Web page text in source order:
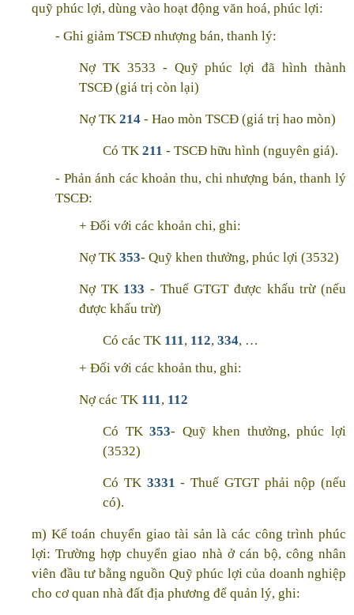
quỹ phúc lợi, dùng vào hoạt động văn hoá, phúc lợi:
- Ghi giảm TSCĐ nhượng bán, thanh lý:
Nợ TK 3533 - Quỹ phúc lợi đã hình thành
TSCĐ (giá trị còn lại)
Nợ TK 214 - Hao mòn TSCĐ (giá trị hao mòn)
Có TK 211 - TSCĐ hữu hình (nguyên giá).
- Phản ánh các khoản thu, chi nhượng bán, thanh lý
TSCĐ:
+ Đối với các khoản chi, ghi:
Nợ TK 353- Quỹ khen thưởng, phúc lợi (3532)
Nợ TK 133 - Thuế GTGT được khấu trừ (nếu
được khấu trừ)
Có các TK 111, 112, 334, …
+ Đối với các khoản thu, ghi:
Nợ các TK 111, 112
Có TK353- Quỹ khen thưởng, phúc lợi
(3532)
Có TK 3331 - Thuế GTGT phải nộp (nếu
có).
m) Kế toán chuyển giao tài sản là các công trình phúc
lợi: Trường hợp chuyển giao nhà ở cán bộ, công nhân
viên đầu tư bằng nguồn Quỹ phúc lợi của doanh nghiệp
cho cơ quan nhà đất địa phương để quản lý, ghi: